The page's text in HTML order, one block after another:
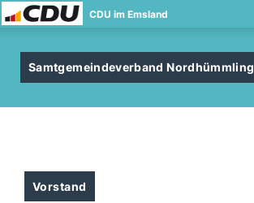
CDU im Emsland
Samtgemeindeverband Nordhümmling
Vorstand